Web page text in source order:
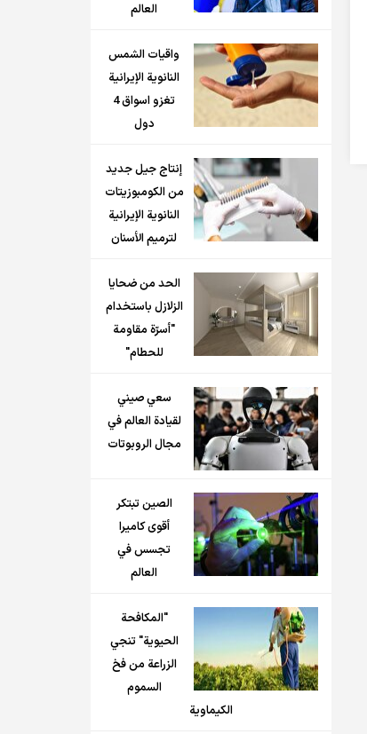
العالم
واقيات الشمس
النانوية الإيرانية
تغزو اسواق 4
دول
إنتاج جيل جديد
من الكومبوزيتات
النانوية الإيرانية
لترميم الأسنان
الحد من ضحايا
الزلازل باستخدام
"أسرّة مقاومة
للحطام"
سعي صيني
لقيادة العالم في
مجال الروبوتات
الصين تبتكر
أقوى كاميرا
تجسس في
العالم
"المكافحة
الحيوية" تنجي
الزراعة من فخ
السموم
الكيماوية